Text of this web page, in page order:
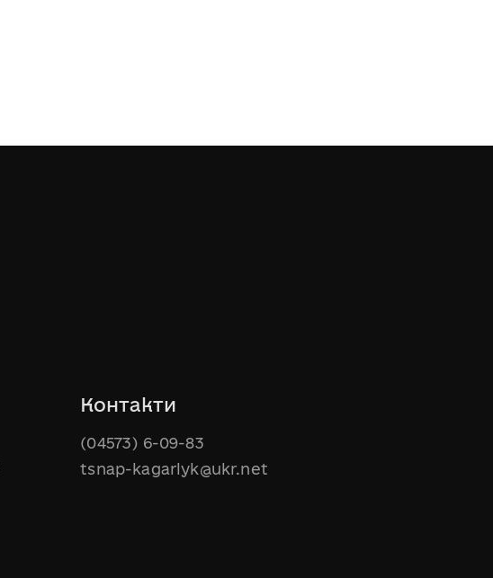
Контакти
(04573) 6-09-83
tsnap-kagarlyk@ukr.net